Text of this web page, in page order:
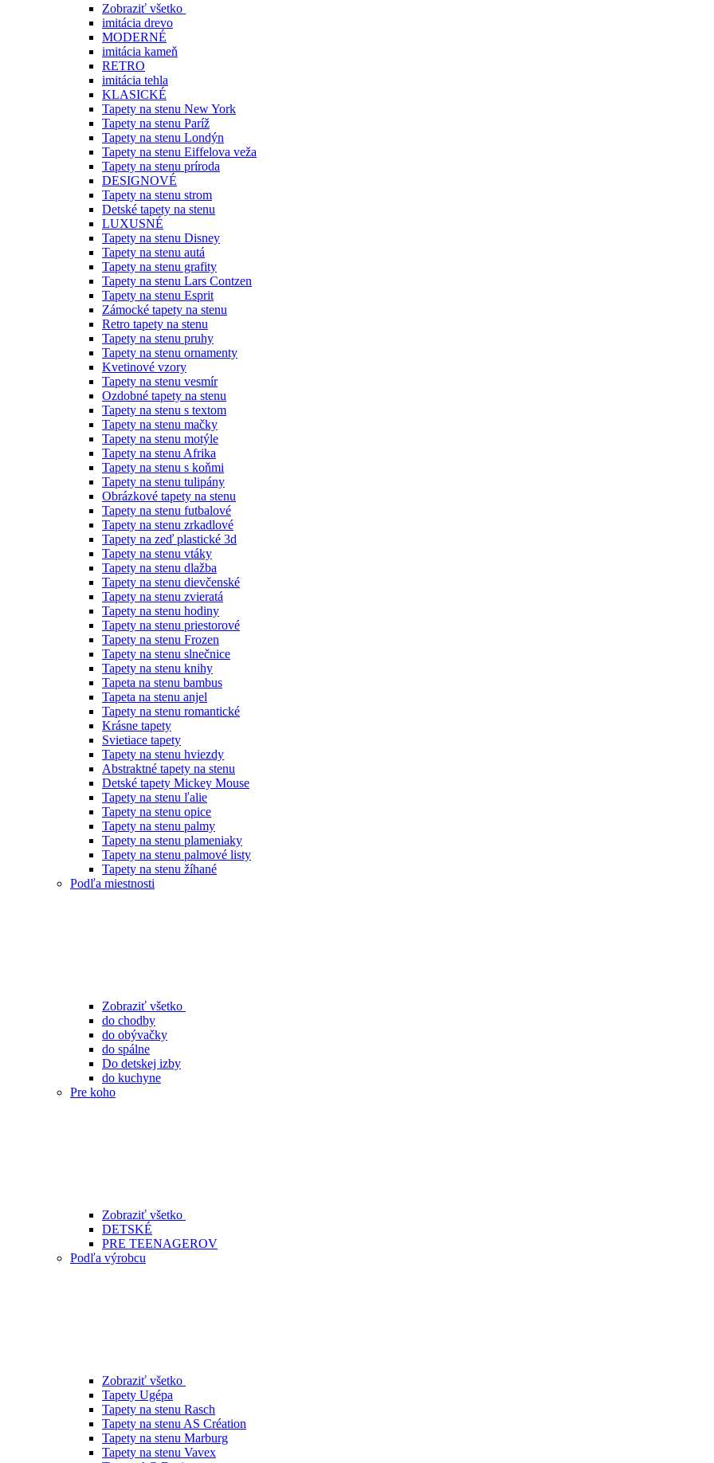
Zobraziť všetko
imitácia drevo
MODERNÉ
imitácia kameň
RETRO
imitácia tehla
KLASICKÉ
Tapety na stenu New York
Tapety na stenu Paríž
Tapety na stenu Londýn
Tapety na stenu Eiffelova veža
Tapety na stenu príroda
DESIGNOVÉ
Tapety na stenu strom
Detské tapety na stenu
LUXUSNÉ
Tapety na stenu Disney
Tapety na stenu autá
Tapety na stenu grafity
Tapety na stenu Lars Contzen
Tapety na stenu Esprit
Zámocké tapety na stenu
Retro tapety na stenu
Tapety na stenu pruhy
Tapety na stenu ornamenty
Kvetinové vzory
Tapety na stenu vesmír
Ozdobné tapety na stenu
Tapety na stenu s textom
Tapety na stenu mačky
Tapety na stenu motýle
Tapety na stenu Afrika
Tapety na stenu s koňmi
Tapety na stenu tulipány
Obrázkové tapety na stenu
Tapety na stenu futbalové
Tapety na stenu zrkadlové
Tapety na zeď plastické 3d
Tapety na stenu vtáky
Tapety na stenu dlažba
Tapety na stenu dievčenské
Tapety na stenu zvieratá
Tapety na stenu hodiny
Tapety na stenu priestorové
Tapety na stenu Frozen
Tapety na stenu slnečnice
Tapety na stenu knihy
Tapeta na stenu bambus
Tapeta na stenu anjel
Tapety na stenu romantické
Krásne tapety
Svietiace tapety
Tapety na stenu hviezdy
Abstraktné tapety na stenu
Detské tapety Mickey Mouse
Tapety na stenu ľalie
Tapety na stenu opice
Tapety na stenu palmy
Tapety na stenu plameniaky
Tapety na stenu palmové listy
Tapety na stenu žíhané
Podľa miestnosti
Zobraziť všetko
do chodby
do obývačky
do spálne
Do detskej izby
do kuchyne
Pre koho
Zobraziť všetko
DETSKÉ
PRE TEENAGEROV
Podľa výrobcu
Zobraziť všetko
Tapety Ugépa
Tapety na stenu Rasch
Tapety na stenu AS Création
Tapety na stenu Marburg
Tapety na stenu Vavex